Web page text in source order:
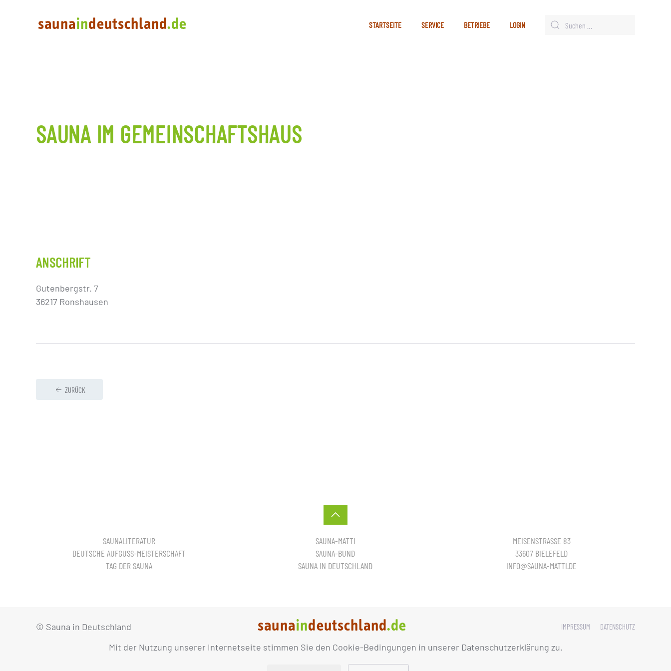
Mit der Nutzung unserer Internetseite stimmen Sie den Cookie-Bedingungen in unserer Datenschutzerklärung zu.
STARTSEITE SERVICE BETRIEBE LOGIN
SAUNA IM GEMEINSCHAFTSHAUS
ANSCHRIFT
Gutenbergstr. 7
36217 Ronshausen
ZURÜCK
SAUNALITERATUR
DEUTSCHE AUFGUSS-MEISTERSCHAFT
TAG DER SAUNA
SAUNA-MATTI
SAUNA-BUND
SAUNA IN DEUTSCHLAND
MEISENSTRASSE 83
33607 BIELEFELD
INFO@SAUNA-MATTI.DE
© Sauna in Deutschland IMPRESSUM DATENSCHUTZ